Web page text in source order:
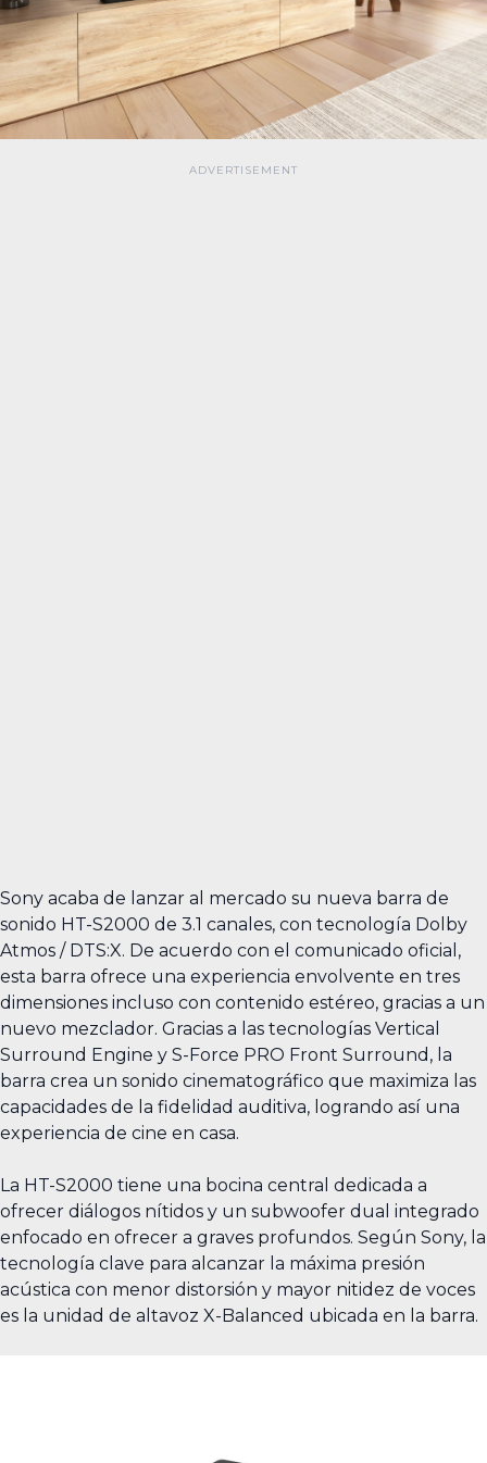
Sony acaba de lanzar al mercado su nueva barra de
sonido HT-S2000 de 3.1 canales, con tecnología Dolby
Atmos / DTS:X. De acuerdo con el comunicado oficial,
esta barra ofrece una experiencia envolvente en tres
dimensiones incluso con contenido estéreo, gracias a un
nuevo mezclador. Gracias a las tecnologías Vertical
Surround Engine y S-Force PRO Front Surround, la
barra crea un sonido cinematográfico que maximiza las
capacidades de la fidelidad auditiva, logrando así una
experiencia de cine en casa.
La HT-S2000 tiene una bocina central dedicada a
ofrecer diálogos nítidos y un subwoofer dual integrado
enfocado en ofrecer a graves profundos. Según Sony, la
tecnología clave para alcanzar la máxima presión
acústica con menor distorsión y mayor nitidez de voces
es la unidad de altavoz X-Balanced ubicada en la barra.